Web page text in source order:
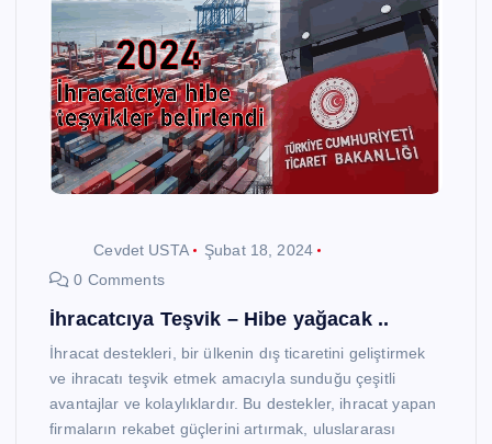
Cevdet USTA
Şubat 18, 2024
0 Comments
İhracatcıya Teşvik – Hibe yağacak ..
İhracat destekleri, bir ülkenin dış ticaretini geliştirmek
ve ihracatı teşvik etmek amacıyla sunduğu çeşitli
avantajlar ve kolaylıklardır. Bu destekler, ihracat yapan
firmaların rekabet güçlerini artırmak, uluslararası